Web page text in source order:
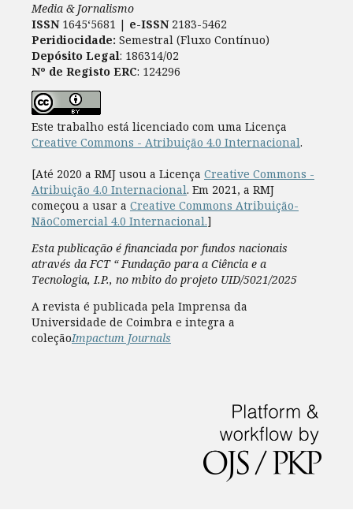
Media & Jornalismo
ISSN 1645‘5681 | e-ISSN2183-5462
Peridiocidade: Semestral (Fluxo Contínuo)
Depósito Legal: 186314/02
Nº de Registo ERC: 124296
Este trabalho está licenciado com uma Licença
Creative Commons - Atribuição 4.0 Internacional.
[Até 2020 a RMJ usou a Licença Creative Commons -
Atribuição 4.0 Internacional. Em 2021, a RMJ
começou a usar a Creative Commons Atribuição-
NãoComercial 4.0 Internacional.]
Esta publicação é financiada por fundos nacionais
através da FCT “ Fundação para a Ciência e a
Tecnologia, I.P., no mbito do projeto UID/5021/2025
A revista é publicada pela Imprensa da
Universidade de Coimbra e integra a
coleçãoImpactum Journals